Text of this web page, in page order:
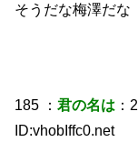
そうだな梅澤だな
185 ：君の名は
ID:vhobIffc0.net